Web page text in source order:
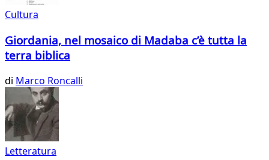
Cultura
Giordania, nel mosaico di Madaba c’è tutta la
terra biblica
di Marco Roncalli
Letteratura